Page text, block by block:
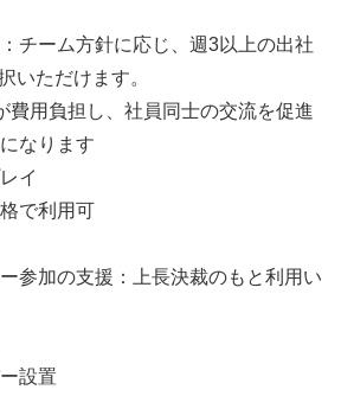
チーム方針に応じ、週3以上の出社
いただけます。
費用負担し、社員同士の交流を促進
なります
イ
で利用可
参加の支援：上長決裁のもと利用い
設置